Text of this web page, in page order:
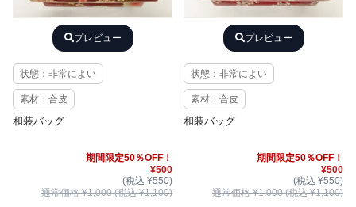
プレビュー
状態：非常によい
素材：合皮
和装バッグ
期間限定50％OFF！
¥500
(税込 ¥550)
通常価格 ¥1,000 (税込 ¥1,100)
プレビュー
状態：非常によい
素材：合皮
和装バッグ
期間限定50％OFF！
¥500
(税込 ¥550)
通常価格 ¥1,000 (税込 ¥1,100)